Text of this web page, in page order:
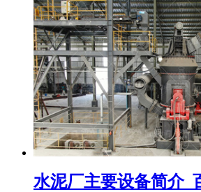
水泥厂主要设备简介_